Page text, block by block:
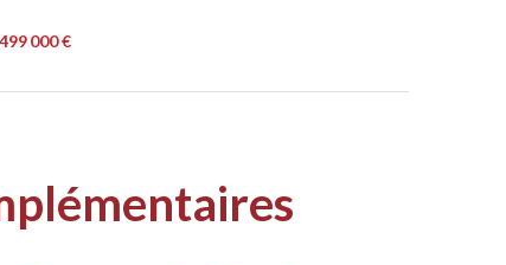
000 €